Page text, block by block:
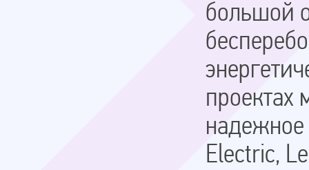
большой
проектах
надежное
Electric,